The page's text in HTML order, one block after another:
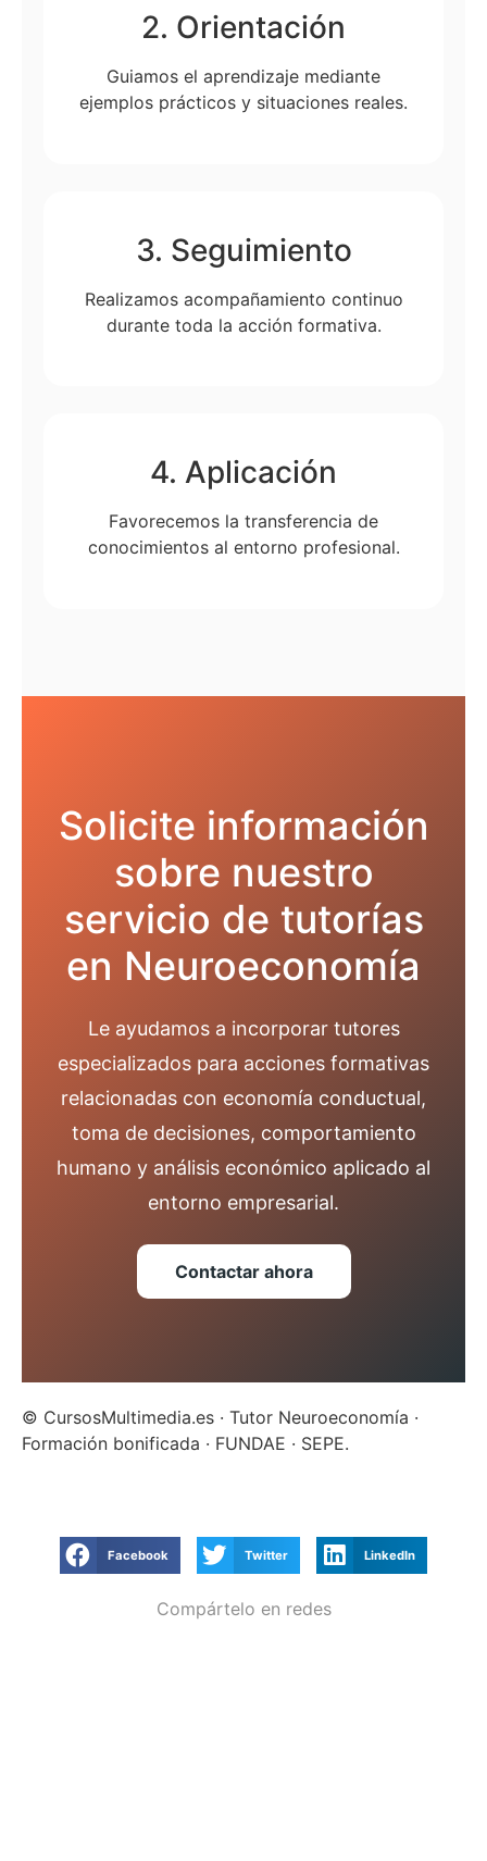
2. Orientación
Guiamos el aprendizaje mediante
ejemplos prácticos y situaciones reales.
3. Seguimiento
Realizamos acompañamiento continuo
durante toda la acción formativa.
4. Aplicación
Favorecemos la transferencia de
conocimientos al entorno profesional.
Solicite información
sobre nuestro
servicio de tutorías
en Neuroeconomía
Le ayudamos a incorporar tutores
especializados para acciones formativas
relacionadas con economía conductual,
toma de decisiones, comportamiento
humano y análisis económico aplicado al
entorno empresarial.
Contactar ahora
© CursosMultimedia.es · Tutor Neuroeconomía ·
Formación bonificada · FUNDAE · SEPE.
Facebook Twitter LinkedIn
Compártelo en redes